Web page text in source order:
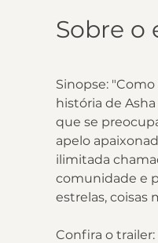
Sobre o
Sinopse:
história de
que se
apelo
ilimitada
comunidade e
estrelas, coisas
Confira o trailer: